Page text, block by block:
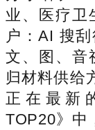
业、医疗卫
户：AI 搜
文、图、音
归材料供给
正在最新
TOP20》中